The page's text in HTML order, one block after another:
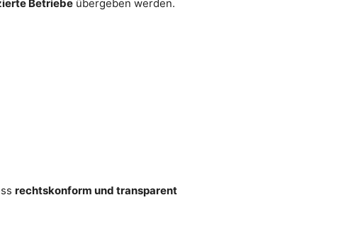
Betriebe übergeben werden.
rechtskonform und transparent